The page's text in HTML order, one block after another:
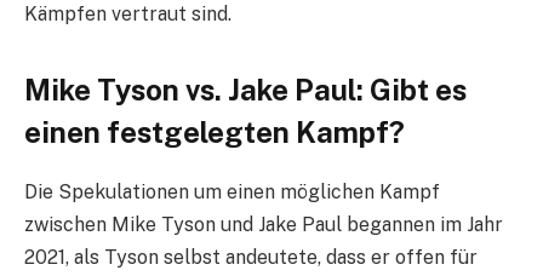
Kämpfen vertraut sind.
Mike Tyson vs. Jake Paul: Gibt es
einen festgelegten Kampf?
Die Spekulationen um einen möglichen Kampf
zwischen Mike Tyson und Jake Paul begannen im Jahr
2021, als Tyson selbst andeutete, dass er offen für